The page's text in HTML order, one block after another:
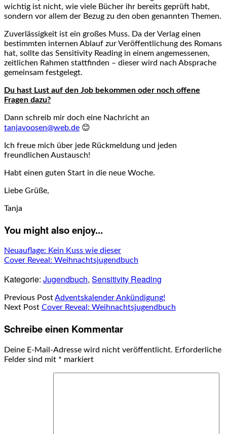
wichtig ist nicht, wie viele Bücher ihr bereits geprüft habt,
sondern vor allem der Bezug zu den oben genannten Themen.
Zuverlässigkeit ist ein großes Muss. Da der Verlag einen
bestimmten internen Ablauf zur Veröffentlichung des Romans
hat, sollte das Sensitivity Reading in einem angemessenen,
zeitlichen Rahmen stattfinden – dieser wird nach Absprache
gemeinsam festgelegt.
Du hast Lust auf den Job bekommen oder noch offene
Fragen dazu?
Dann schreib mir doch eine Nachricht an
tanjavoosen@web.de 😊
Ich freue mich über jede Rückmeldung und jeden
freundlichen Austausch!
Habt einen guten Start in die neue Woche.
Liebe Grüße,
Tanja
You might also enjoy...
Neuauflage: Kein Kuss wie dieser
Cover Reveal: Weihnachtsjugendbuch
Kategorie: Jugendbuch, Sensitivity Reading
Previous PostAdventskalender Ankündigung!
Next Post Cover Reveal: Weihnachtsjugendbuch
Schreibe einen Kommentar
Deine E-Mail-Adresse wird nicht veröffentlicht. Erforderliche
Felder sind mit * markiert